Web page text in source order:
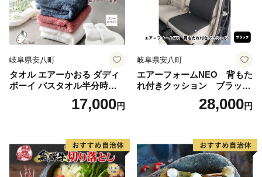
岐阜県安八町
タオル エアーかおる ダディ
ボーイ バスタオル半分時代
スノーホワイト 2枚 セット 3
4×120cm ハーフバスタオル
ーパーZERO ヘアドライタオ
ル 吸水速乾 送料無料 浅野撚
糸 岐阜県 【 安八町 】
17,000円
岐阜県安八町
エアーフォームNEO 背もた
れ付きクッション ブラッ
ク カー用品 高反発 車用
品 内装 アクセサリー 20mm
ブ 最適 ズレ防止 ほとんどの
車 取付可 丸洗い可
28,000円